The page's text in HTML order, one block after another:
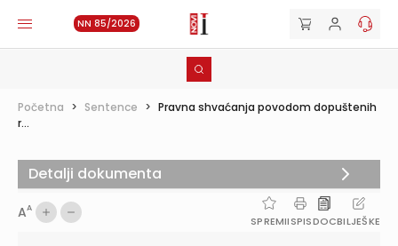
NN 85/2026
Početna > Sentence > Pravna shvaćanja povodom dopuštenih
r...
AA
SPREMIISPISDOCBILJEŠKE
Detalji dokumenta